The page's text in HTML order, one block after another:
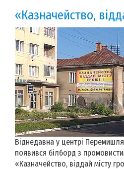
«Казначейство,
Віднедавна у центрі
появився білборд з
«Казначейство, віддай місту